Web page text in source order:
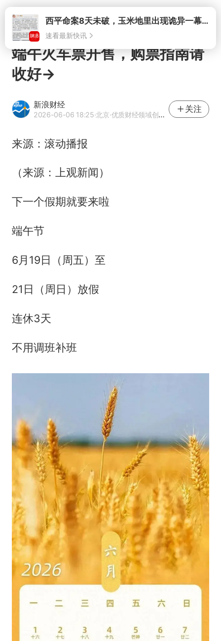
打开
端午火车票开售，购票指南请
收好→
新浪财经
2026-06-06 18:25·北京·优质财经领域创作者
关注
来源：滚动播报
（来源：上观新闻）
下一个假期就要来啦
端午节
6月19日（周五）至
21日（周日）放假
连休3天
不用调班补班